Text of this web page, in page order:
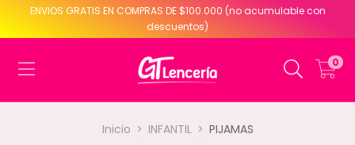
ENVIOS GRATIS EN COMPRAS DE $100.000 (no acumulable con
descuentos)
0
Inicio > INFANTIL > PIJAMAS